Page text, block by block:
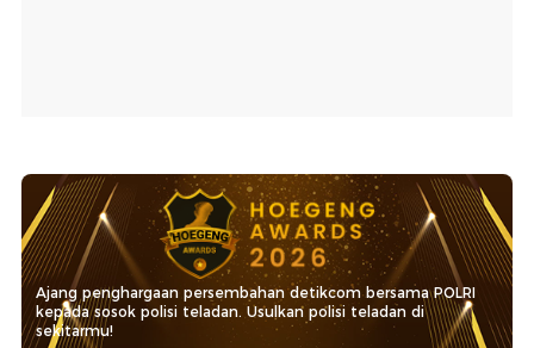
Ajang penghargaan persembahan detikcom bersama POLRI
kepada sosok polisi teladan. Usulkan polisi teladan di
sekitarmu!